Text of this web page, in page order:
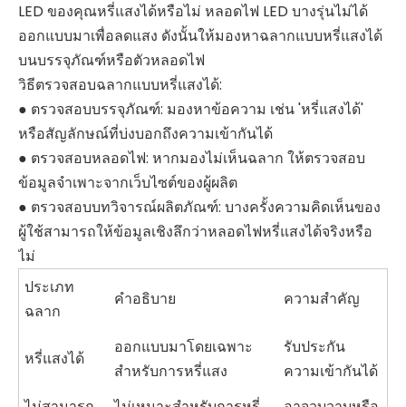
LED ของคุณหรี่แสงได้หรือไม่ หลอดไฟ LED บางรุ่นไม่ได้
ออกแบบมาเพื่อลดแสง ดังนั้นให้มองหาฉลากแบบหรี่แสงได้
บนบรรจุภัณฑ์หรือตัวหลอดไฟ
วิธีตรวจสอบฉลากแบบหรี่แสงได้:
● ตรวจสอบบรรจุภัณฑ์: มองหาข้อความ เช่น 'หรี่แสงได้'
หรือสัญลักษณ์ที่บ่งบอกถึงความเข้ากันได้
● ตรวจสอบหลอดไฟ: หากมองไม่เห็นฉลาก ให้ตรวจสอบ
ข้อมูลจำเพาะจากเว็บไซต์ของผู้ผลิต
● ตรวจสอบบทวิจารณ์ผลิตภัณฑ์: บางครั้งความคิดเห็นของ
ผู้ใช้สามารถให้ข้อมูลเชิงลึกว่าหลอดไฟหรี่แสงได้จริงหรือ
ไม่
ประเภท
ฉลาก
คำอธิบาย ความสำคัญ
หรี่แสงได้
ออกแบบมาโดยเฉพาะ
สำหรับการหรี่แสง
รับประกัน
ความเข้ากันได้